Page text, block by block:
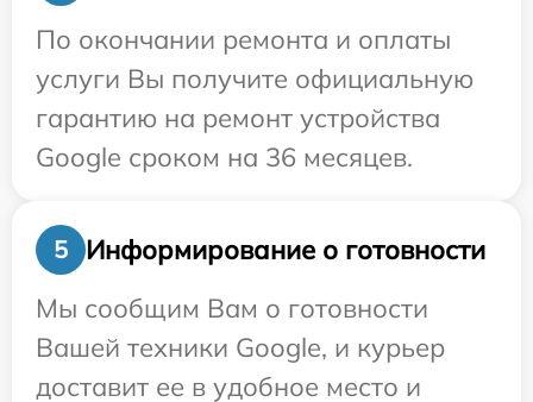
По окончании ремонта и оплаты
услуги Вы получите официальную
гарантию на ремонт устройства
Google сроком на 36 месяцев.
5
Информирование о готовности
Мы сообщим Вам о готовности
Вашей техники Google, и курьер
доставит ее в удобное место и